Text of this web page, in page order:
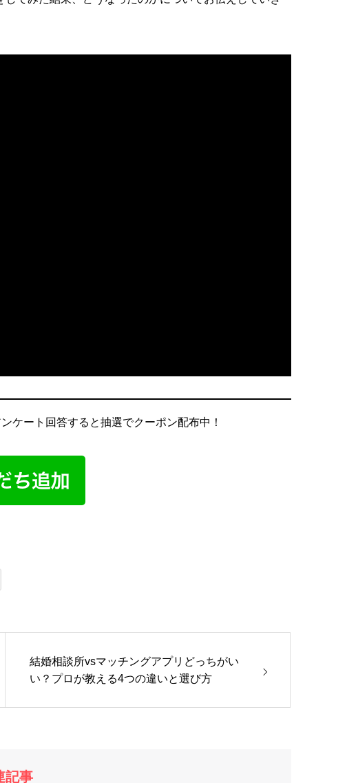
ケート回答すると抽選でクーポン配布中！
結婚相談所vsマッチングアプリどっちがい
い？プロが教える4つの違いと選び方
記事